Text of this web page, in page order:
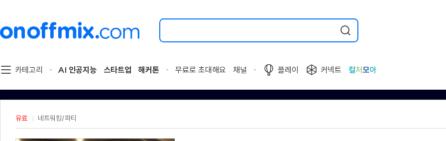
검
할
해
요.
카테고리 AI 인공지능 스타트업 해커톤 무료로 초대해요 채널 플레이 커넥트 컬처 모아
유료 네트워킹/파티